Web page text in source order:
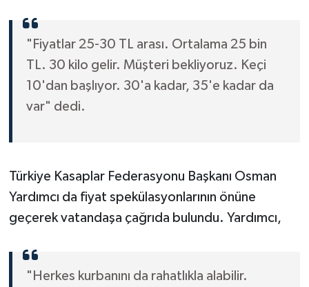
"Fiyatlar 25-30 TL arası. Ortalama 25 bin
TL. 30 kilo gelir. Müşteri bekliyoruz. Keçi
10'dan başlıyor. 30'a kadar, 35'e kadar da
var" dedi.
Türkiye Kasaplar Federasyonu Başkanı Osman
Yardımcı da fiyat spekülasyonlarının önüne
geçerek vatandaşa çağrıda bulundu. Yardımcı,
"Herkes kurbanını da rahatlıkla alabilir.